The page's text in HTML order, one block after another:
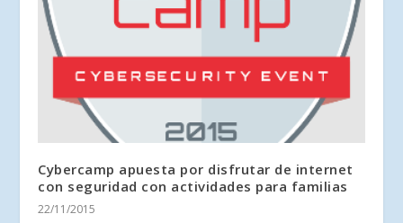
Cybercamp apuesta por disfrutar de internet
con seguridad con actividades para familias
22/11/2015